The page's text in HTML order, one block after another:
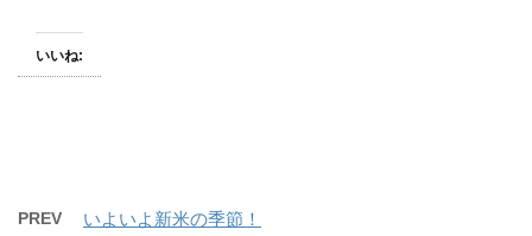
いいね:
PREV いよいよ新米の季節！